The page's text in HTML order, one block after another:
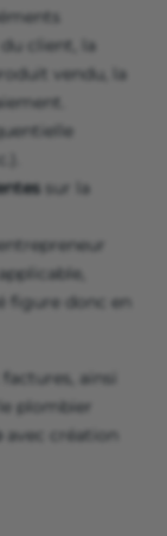
client, la
vendu, la
sur la
figure donc en
ainsi
plombier
avec création